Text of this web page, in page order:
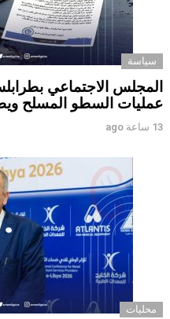
سياسة
المجلس الاجتماعي
عمليات السطو المسلح
13 ساعة ago
محليات